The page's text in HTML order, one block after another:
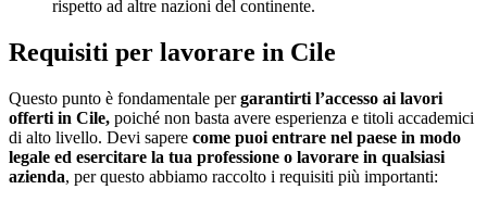
rispetto ad altre nazioni del continente.
Requisiti per lavorare in Cile
Questo punto è fondamentale pergarantirti l’accesso ai lavori
offerti in Cile, poiché non basta avere esperienza e titoli accademici
di alto livello. Devi sapere come puoi entrare nel paese in modo
legale ed esercitare la tua professione o lavorare in qualsiasi
azienda, per questo abbiamo raccolto i requisiti più importanti: